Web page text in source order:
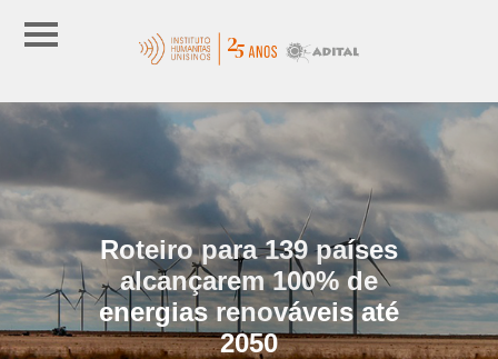
Roteiro para 139 países
alcançarem 100% de
energias renováveis até
2050